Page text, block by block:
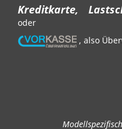
Kreditkarte,
oder
, also